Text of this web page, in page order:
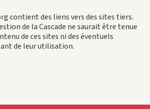
contient des liens vers des sites tiers.
de la Cascade ne saurait être tenue
de ces sites ni des éventuels
de leur utilisation.